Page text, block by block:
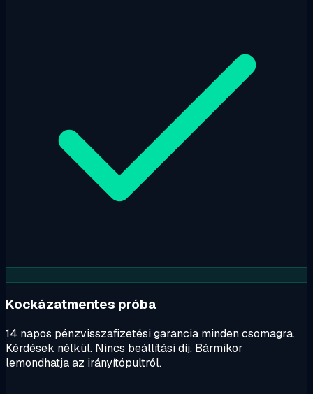
Kockázatmentes próba
14 napos pénzvisszafizetési garancia minden csomagra.
Kérdések nélkül. Nincs beállítási díj. Bármikor
lemondhatja az irányítópultról.